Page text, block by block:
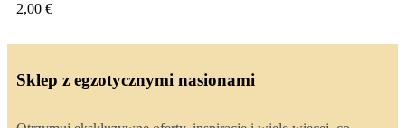
2,00 €
Sklep z egzotycznymi nasionami